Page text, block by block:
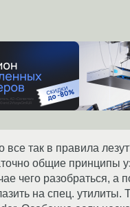
все так в правила
общие принципы
чего разобраться, а
на спец. утилиты.